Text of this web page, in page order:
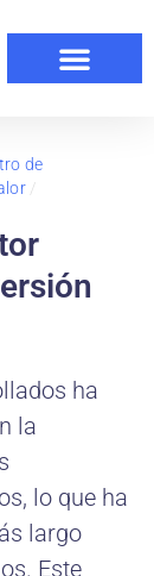
de
/
ha
la
lo que ha
largo
Este